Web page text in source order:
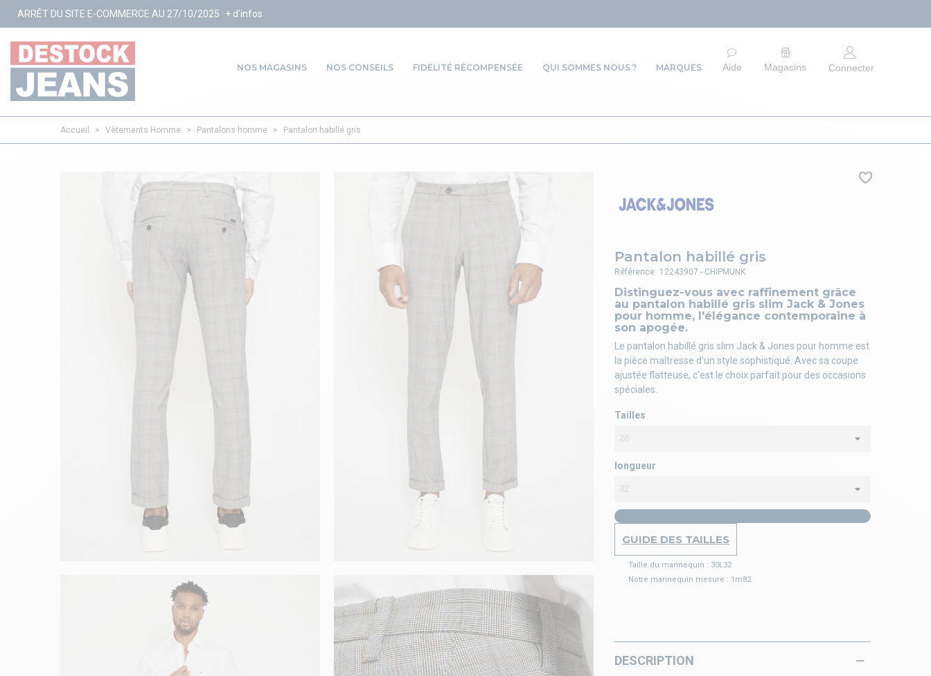
E-COMMERCE AU 27/10/2025 + d'infos
NOS MAGASINS NOS CONSEILS FIDÉLITÉ RÉCOMPENSÉE QUI SOMMES NOUS ? MARQUES Aide Magasins Connecter
Accueil > Vêtements Homme > Pantalons homme > Pantalon habillé gris
Pantalon habillé gris
Distinguez-vous avec raffinement grâce
au pantalon habillé gris slim Jack & Jones
pour homme, l'élégance contemporaine à
son apogée.
Le pantalon habillé gris slim Jack & Jones pour homme est
la pièce maîtresse d'un style sophistiqué. Avec sa coupe
ajustée flatteuse, c'est le choix parfait pour des occasions
spéciales.
Tailles
longueur
GUIDE DES TAILLES
Taille du mannequin : 30L32
Notre mannequin mesure : 1m82
Référence: 12243907 - CHIPMUNK
DESCRIPTION